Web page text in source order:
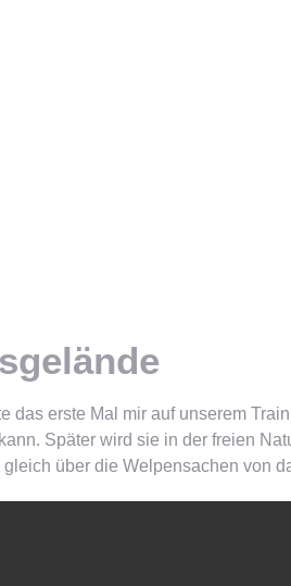
das erste Mal mir auf unserem
Später wird sie in der freien
über die Welpensachen von